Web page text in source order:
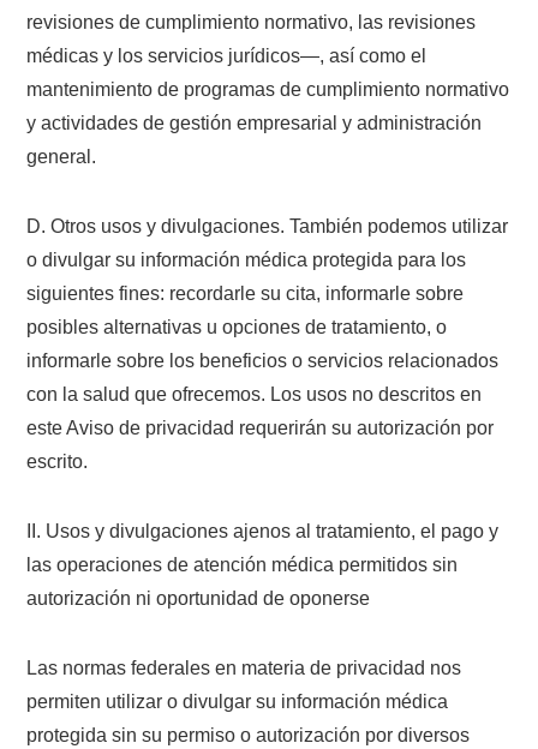
revisiones de cumplimiento normativo, las revisiones
médicas y los servicios jurídicos—, así como el
mantenimiento de programas de cumplimiento normativo
y actividades de gestión empresarial y administración
general.
D. Otros usos y divulgaciones. También podemos utilizar
o divulgar su información médica protegida para los
siguientes fines: recordarle su cita, informarle sobre
posibles alternativas u opciones de tratamiento, o
informarle sobre los beneficios o servicios relacionados
con la salud que ofrecemos. Los usos no descritos en
este Aviso de privacidad requerirán su autorización por
escrito.
II. Usos y divulgaciones ajenos al tratamiento, el pago y
las operaciones de atención médica permitidos sin
autorización ni oportunidad de oponerse
Las normas federales en materia de privacidad nos
permiten utilizar o divulgar su información médica
protegida sin su permiso o autorización por diversos